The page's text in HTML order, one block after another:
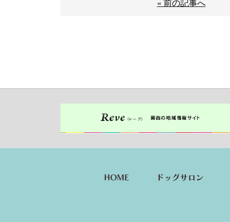
« 前の記事へ
HOME ドッグサロン